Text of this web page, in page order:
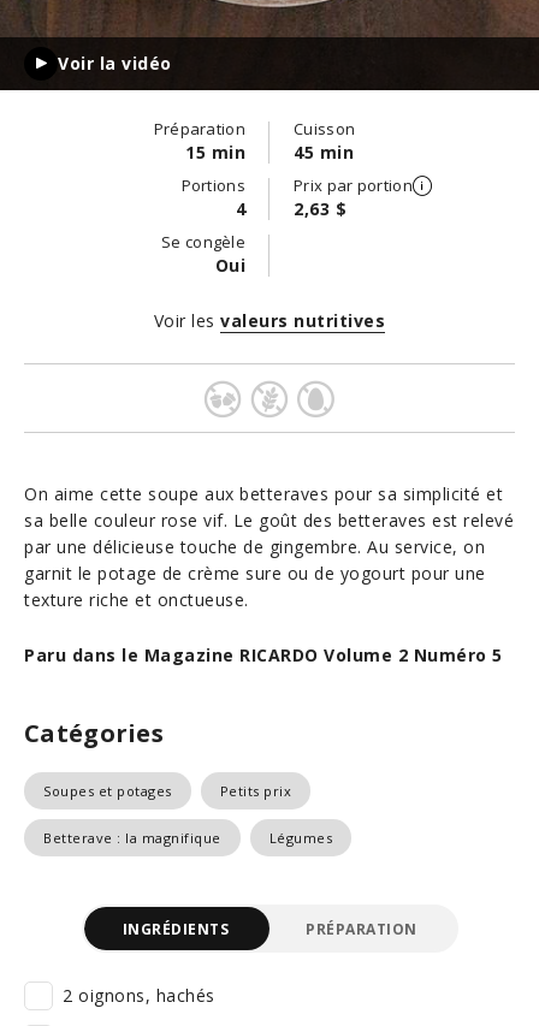
Voir la vidéo
Préparation
15 min
Cuisson
45 min
Portions
4
Prix par portion
2,63 $
Se congèle
Oui
On aime cette soupe aux betteraves pour sa simplicité et
sa belle couleur rose vif. Le goût des betteraves est relevé
par une délicieuse touche de gingembre. Au service, on
garnit le potage de crème sure ou de yogourt pour une
texture riche et onctueuse.
Paru dans le Magazine RICARDO Volume 2 Numéro 5
Voir les valeurs nutritives
Catégories
Soupes et potages Petits prix
Betterave : la magnifique Légumes
INGRÉDIENTS PRÉPARATION
2 oignons, hachés